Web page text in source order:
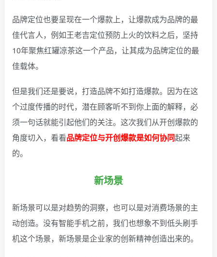
品牌定位也要呈现在一个爆款上，让爆款成为品牌的最
佳代言人，例如王老吉定位预防上火的饮料之后，坚持
10年聚焦红罐凉茶这一个产品，让其成为品牌定位的最
佳载体。
但是我们还是要说，打造品牌不如打造爆款。 因为在这
个过度传播的时代，潜在顾客听不到你上面的解释，必
须一句话就能引起他们的关注。这次我们从开创爆款的
角度切入，看看品牌定位与开创爆款是如何协同起来
的。
新场景
新场景可以是对趋势的洞察，也可以是对消费场景的主
动创造。没有智能手机之前，我们也想象不到低头刷手
机这个场景，新场景是企业家的创新精神创造出来的。